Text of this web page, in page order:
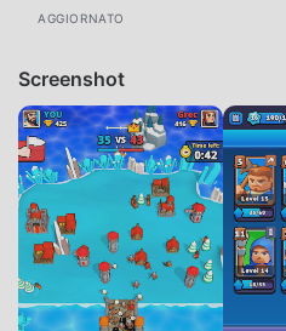
AGGIORNATO
Screenshot